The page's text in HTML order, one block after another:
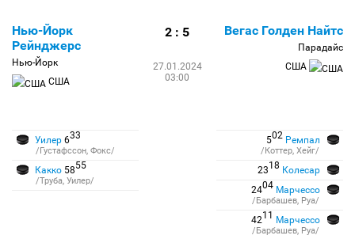
Нью-Йорк
Рейнджерс
Нью-Йорк
США
2 : 5
27.01.2024
03:00
Вегас Голден Найтс
Парадайс
США
Уилер 633
/Густафссон, Фокс/
Какко 5855
/Труба, Уилер/
502 Ремпал
/Коттер, Хейг/
2318 Колесар
2404 Марчессо
/Барбашев, Руа/
4211 Марчессо
/Барбашев, Руа/